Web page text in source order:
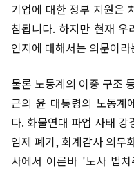
기업에 대한 정부 지원은
침됩니다. 하지만 현재 우
인지에 대해서는 의문이
물론 노동계의 이중 구조
근의 윤 대통령의 노동계
다. 화물연대 파업 사태
임제 폐기, 회계감사 의무
사에서 이른바 '노사 법